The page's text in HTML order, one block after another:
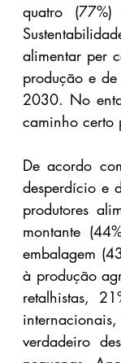
quatro (77%)
alimentar per
produção e
2030. No
caminho certo
De acordo
desperdício e
produtores
montante
embalagem
à produção
retalhistas,
verdadeiro